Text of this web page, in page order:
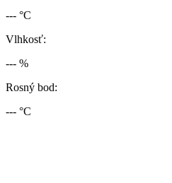
--- °C
Vlhkosť:
--- %
Rosný bod:
--- °C